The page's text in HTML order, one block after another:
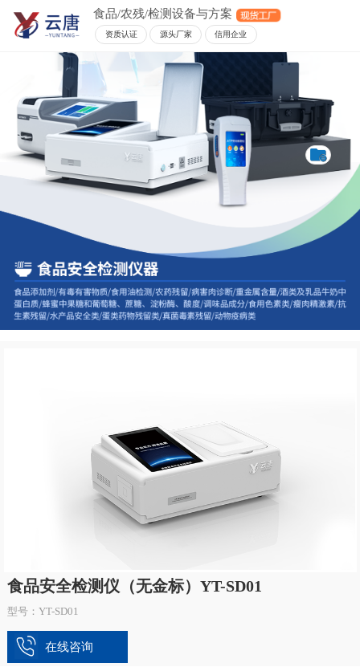
食品/农残/检测设备与方案
资质认证 源头厂家 信用企业
食品安全检测仪（无金标）YT-SD01
型号：YT-SD01
在线咨询